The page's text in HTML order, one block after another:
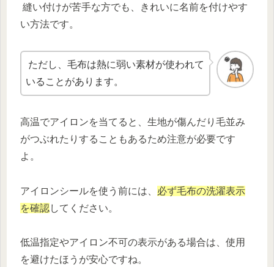
縫い付けが苦手な方でも、きれいに名前を付けやす
い方法です。
ただし、毛布は熱に弱い素材が使われて
いることがあります。
高温でアイロンを当てると、生地が傷んだり毛並み
がつぶれたりすることもあるため注意が必要です
よ。
アイロンシールを使う前には、 必ず毛布の洗濯表示
を確認してください。
低温指定やアイロン不可の表示がある場合は、使用
を避けたほうが安心ですね。